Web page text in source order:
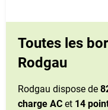
Toutes les
Rodgau
Rodgau dispose de
charge AC et 14